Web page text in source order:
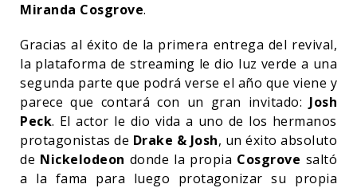
Miranda Cosgrove.
Gracias al éxito de la primera entrega del revival,
la plataforma de streaming le dio luz verde a una
segunda parte que podrá verse el año que viene y
parece que contará con un gran invitado: Josh
Peck. El actor le dio vida a uno de los hermanos
protagonistas de Drake & Josh, un éxito absoluto
de Nickelodeon donde la propia Cosgrove saltó
a la fama para luego protagonizar su propia